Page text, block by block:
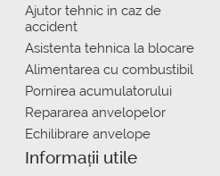
Ajutor tehnic in caz de
accident
Asistenta tehnica la blocare
Alimentarea cu combustibil
Pornirea acumulatorului
Repararea anvelopelor
Echilibrare anvelope
Informații utile